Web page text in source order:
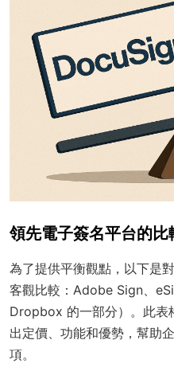
領先電子簽名平台的比
為了提供平衡觀點，以下是
客觀比較：Adobe Sign、
Dropbox 的一部分）。此
出定價、功能和優勢，幫助
項。